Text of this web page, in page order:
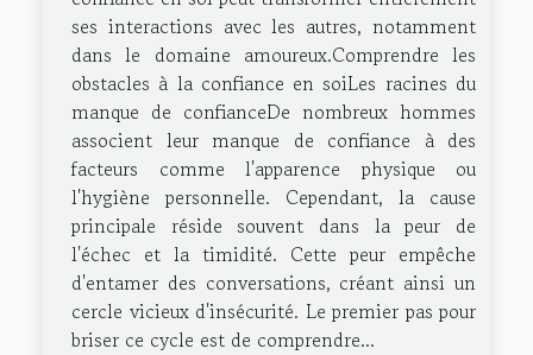
ses interactions avec les autres, notamment
dans le domaine amoureux.Comprendre les
obstacles à la confiance en soiLes racines du
manque de confianceDe nombreux hommes
associent leur manque de confiance à des
facteurs comme l'apparence physique ou
l'hygiène personnelle. Cependant, la cause
principale réside souvent dans la peur de
l'échec et la timidité. Cette peur empêche
d'entamer des conversations, créant ainsi un
cercle vicieux d'insécurité. Le premier pas pour
briser ce cycle est de comprendre...